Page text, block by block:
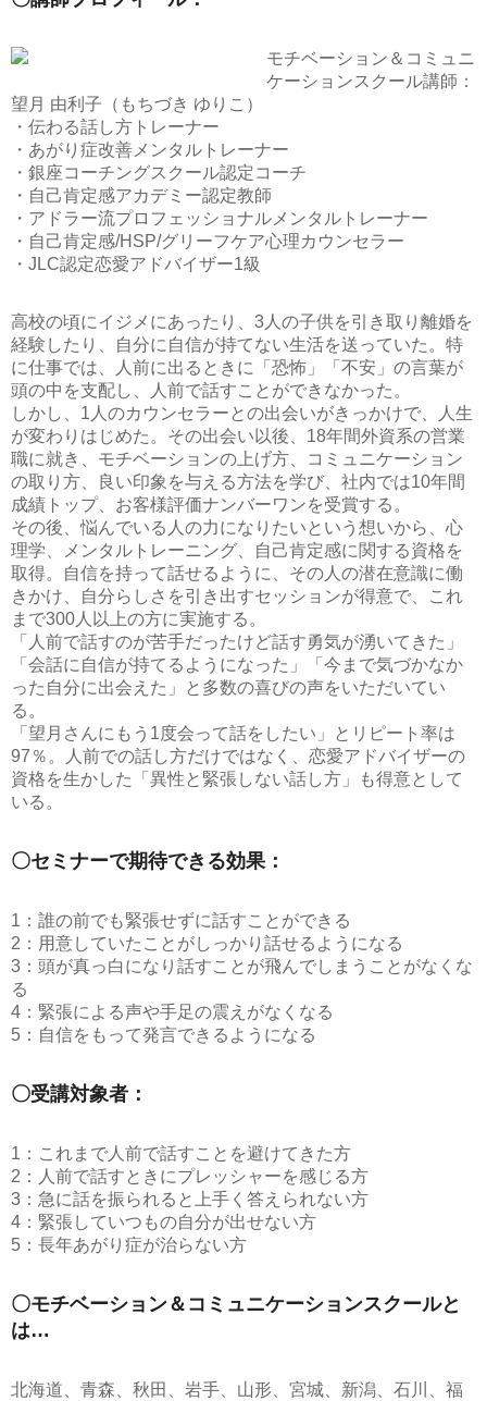
モチベーション＆コミュニ
ケーションスクール講師：
望月 由利子（もちづき ゆりこ）
・伝わる話し方トレーナー
・あがり症改善メンタルトレーナー
・銀座コーチングスクール認定コーチ
・自己肯定感アカデミー認定教師
・アドラー流プロフェッショナルメンタルトレーナー
・自己肯定感/HSP/グリーフケア心理カウンセラー
・JLC認定恋愛アドバイザー1級
高校の頃にイジメにあったり、3人の子供を引き取り離婚を
経験したり、自分に自信が持てない生活を送っていた。特
に仕事では、人前に出るときに「恐怖」「不安」の言葉が
頭の中を支配し、人前で話すことができなかった。
しかし、1人のカウンセラーとの出会いがきっかけで、人生
が変わりはじめた。その出会い以後、18年間外資系の営業
職に就き、モチベーションの上げ方、コミュニケーション
の取り方、良い印象を与える方法を学び、社内では10年間
成績トップ、お客様評価ナンバーワンを受賞する。
その後、悩んでいる人の力になりたいという想いから、心
理学、メンタルトレーニング、自己肯定感に関する資格を
取得。自信を持って話せるように、その人の潜在意識に働
きかけ、自分らしさを引き出すセッションが得意で、これ
まで300人以上の方に実施する。
「人前で話すのが苦手だったけど話す勇気が湧いてきた」
「会話に自信が持てるようになった」「今まで気づかなか
った自分に出会えた」と多数の喜びの声をいただいてい
る。
「望月さんにもう1度会って話をしたい」とリピート率は
97％。人前での話し方だけではなく、恋愛アドバイザーの
資格を生かした「異性と緊張しない話し方」も得意として
いる。
〇セミナーで期待できる効果：
1：誰の前でも緊張せずに話すことができる
2：用意していたことがしっかり話せるようになる
3：頭が真っ白になり話すことが飛んでしまうことがなくな
る
4：緊張による声や手足の震えがなくなる
5：自信をもって発言できるようになる
〇受講対象者：
1：これまで人前で話すことを避けてきた方
2：人前で話すときにプレッシャーを感じる方
3：急に話を振られると上手く答えられない方
4：緊張していつもの自分が出せない方
5：長年あがり症が治らない方
〇モチベーション＆コミュニケーションスクールと
は…
北海道、青森、秋田、岩手、山形、宮城、新潟、石川、福